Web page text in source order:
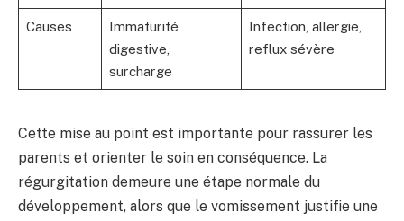
Causes
Immaturité
digestive,
surcharge
Infection, allergie,
reflux sévère
Cette mise au point est importante pour rassurer les
parents et orienter le soin en conséquence. La
régurgitation demeure une étape normale du
développement, alors que le vomissement justifie une